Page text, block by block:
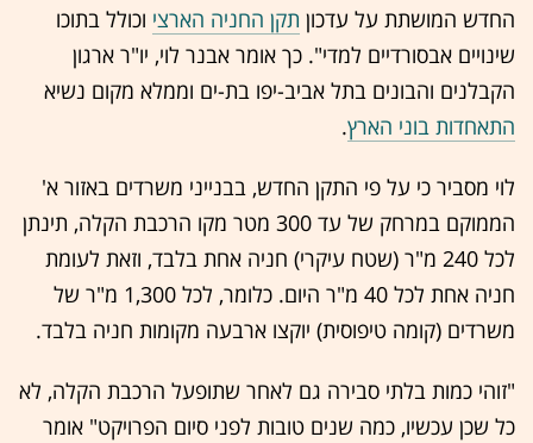
החדש המושתת על עדכון תקן החניה הארצי וכולל בתוכו
שינויים אבסורדיים למדי". כך אומר אבנר לוי, יו"ר ארגון
הקבלנים והבונים בתל אביב-יפו בת-ים וממלא מקום נשיא
התאחדות בוני הארץ.
לוי מסביר כי על פי התקן החדש, בבנייני משרדים באזור א'
הממוקם במרחק של עד 300 מטר מקו הרכבת הקלה, תינתן
לכל 240 מ"ר (שטח עיקרי) חניה אחת בלבד, וזאת לעומת
חניה אחת לכל 40 מ"ר היום. כלומר, לכל 1,300 מ"ר של
משרדים (קומה טיפוסית) יוקצו ארבעה מקומות חניה בלבד.
"זוהי כמות בלתי סבירה גם לאחר שתופעל הרכבת הקלה, לא
כל שכן עכשיו, כמה שנים טובות לפני סיום הפרויקט" אומר